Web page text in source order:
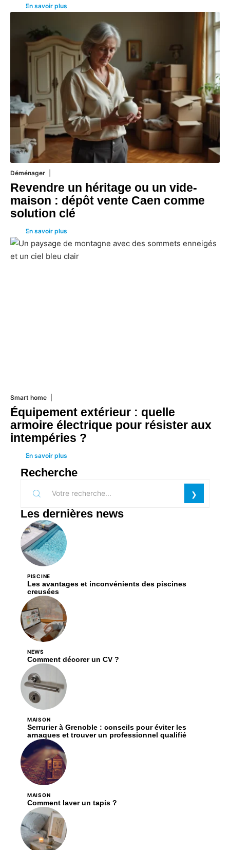
En savoir plus
Déménager
Revendre un héritage ou un vide-
maison : dépôt vente Caen comme
solution clé
En savoir plus
Smart home
Équipement extérieur : quelle
armoire électrique pour résister aux
intempéries ?
En savoir plus
Recherche
Les dernières news
PISCINE
Les avantages et inconvénients des piscines
creusées
NEWS
Comment décorer un CV ?
MAISON
Serrurier à Grenoble : conseils pour éviter les
arnaques et trouver un professionnel qualifié
MAISON
Comment laver un tapis ?